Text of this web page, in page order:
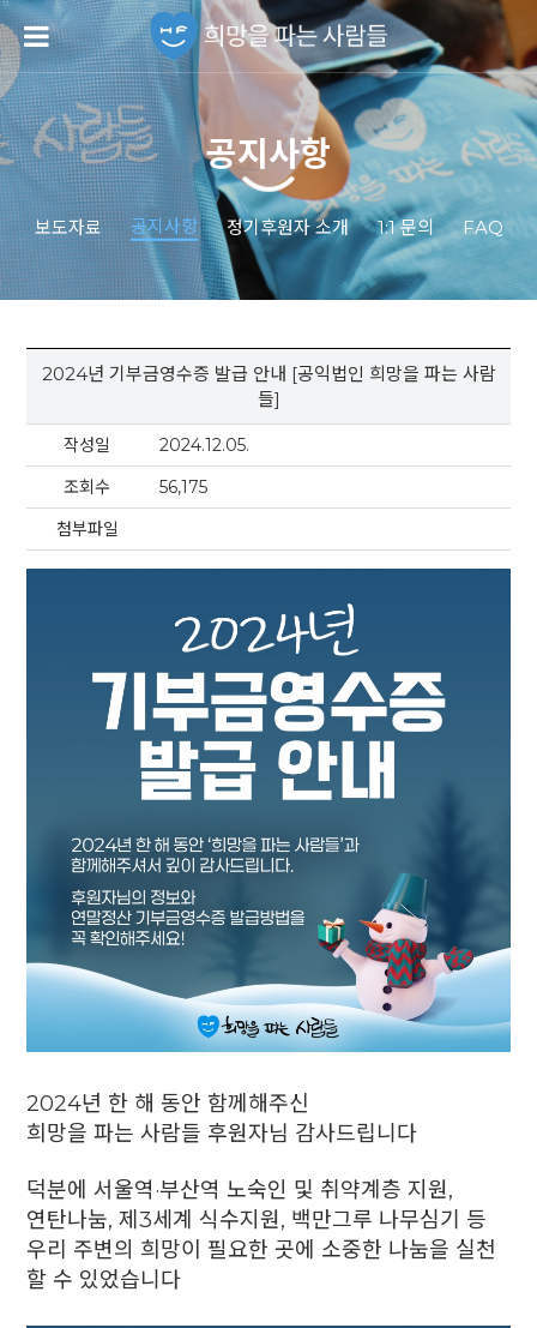
공지사항
보도자료 공지사항 정기후원자 소개 1:1 문의 FAQ
2024년 기부금영수증 발급 안내 [공익법인 희망을 파는 사람
들]
작성일
2024.12.05.
조회수
56,175
첨부파일
2024년 한 해 동안 함께해주신
희망을 파는 사람들 후원자님 감사드립니다
덕분에 서울역·부산역 노숙인 및 취약계층 지원,
연탄나눔, 제3세계 식수지원, 백만그루 나무심기 등
우리 주변의 희망이 필요한 곳에 소중한 나눔을 실천
할 수 있었습니다